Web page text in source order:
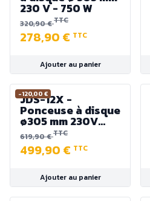
230 V - 750 W
320,90 €TTC
278,90 € TTC
Ajouter au panier
-120,00 €
JDS-12X -
Ponceuse à disque
ø305 mm 230V
750W (1CV) S1
619,90 €TTC
499,90 € TTC
Ajouter au panier